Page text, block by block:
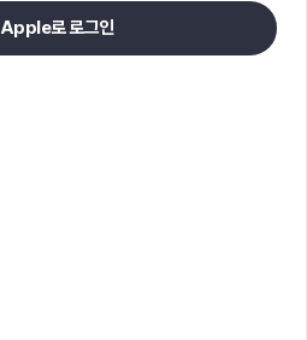
Apple로 로그인